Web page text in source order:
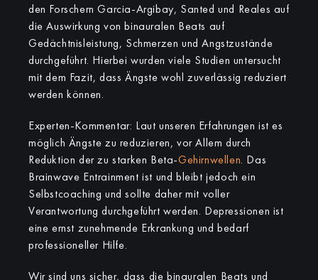
den Forschern Garcia-Argibay, Santed und Reales auf
die Auswirkung von binauralen Beats auf
Gedächtnisleistung, Schmerzen und Angstzustände
durchgeführt. Hierbei wurden viele Studien untersucht
mit dem Fazit, dass Ängste wohl zuverlässig reduziert
werden können.
Experten-Kommentar: Laut unseren Erfahrungen ist es
möglich Ängste zu reduzieren, vor Allem durch
Reduktion der zu starken Beta-Gehirnwellen. Das
Brainwave Entrainment ist und bleibt jedoch ein
Selbstcoaching und sollte daher mit voller
Verantwortung durchgeführt werden. Depressionen ist
eine ernst zunehmende Erkrankung und bedarf
professioneller Hilfe.
Wir sind uns sicher, dass die binauralen Beats und